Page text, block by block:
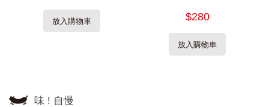
放入購物車
$280
放入購物車
味 ! 自慢